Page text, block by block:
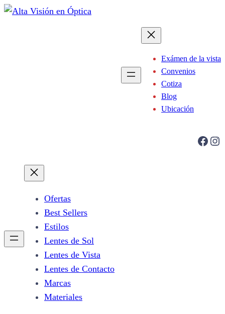
Saltar
Exámen de la vista
Convenios
Cotiza
Blog
Ubicación
Facebook Instagram
Ofertas
Best Sellers
Estilos
Lentes de Sol
Lentes de Vista
Lentes de Contacto
Marcas
Materiales